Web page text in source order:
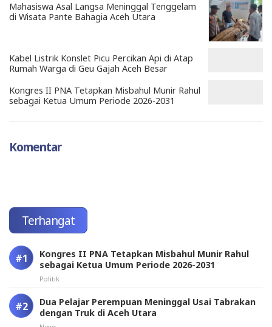
Mahasiswa Asal Langsa Meninggal Tenggelam
di Wisata Pante Bahagia Aceh Utara
Kabel Listrik Konslet Picu Percikan Api di Atap
Rumah Warga di Geu Gajah Aceh Besar
Kongres II PNA Tetapkan Misbahul Munir Rahul
sebagai Ketua Umum Periode 2026-2031
Komentar
Terhangat
Kongres II PNA Tetapkan Misbahul Munir Rahul
sebagai Ketua Umum Periode 2026-2031
Politik
Dua Pelajar Perempuan Meninggal Usai Tabrakan
dengan Truk di Aceh Utara